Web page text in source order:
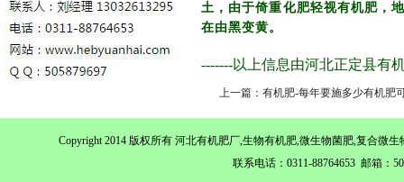
土，由于倚重化肥轻视有机肥，
在由黑变黄。
-------以上信息由河北正定县有
上一篇：有机肥-每年要施多少有机肥
Copyright 2014 版权所有 河北有机肥厂,生物有机肥,微生物菌肥,复合
联系电话：0311-88764653 邮箱：